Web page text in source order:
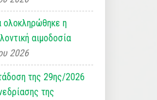
ολοκληρώθηκε η
αιμοδοσία
2026
της 29ης/2026
της